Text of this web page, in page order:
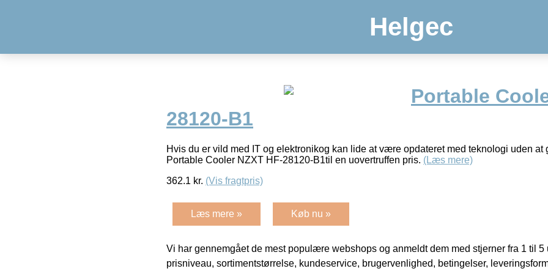
Helgec
Portable
28120-B1
Hvis du er vild med IT og elektronikog kan lide at være opdateret med teknologi uden at
Portable Cooler NZXT HF-28120-B1til en uovertruffen pris. (Læs mere)
362.1 kr. (Vis fragtpris)
Læs mere » Køb nu »
Vi har gennemgået de mest populære webshops og anmeldt dem med stjerner fra 1 til 5
prisniveau, sortimentstørrelse, kundeservice, brugervenlighed, betingelser,